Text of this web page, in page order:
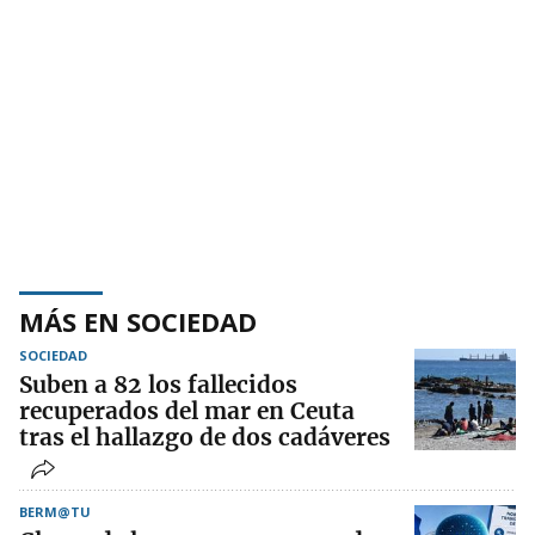
MÁS EN SOCIEDAD
SOCIEDAD
Suben a 82 los fallecidos
recuperados del mar en Ceuta
tras el hallazgo de dos cadáveres
BERM@TU